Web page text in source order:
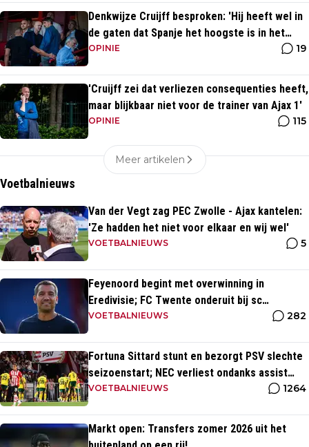
Denkwijze Cruijff besproken: 'Hij heeft wel in
de gaten dat Spanje het hoogste is in het
voetbal'
OPINIE 19
'Cruijff zei dat verliezen consequenties heeft,
maar blijkbaar niet voor de trainer van Ajax 1'
OPINIE 115
Meer artikelen
Voetbalnieuws
Van der Vegt zag PEC Zwolle - Ajax kantelen:
'Ze hadden het niet voor elkaar en wij wel'
VOETBALNIEUWS 5
Feyenoord begint met overwinning in
Eredivisie; FC Twente onderuit bij sc
Heerenveen
VOETBALNIEUWS 282
Fortuna Sittard stunt en bezorgt PSV slechte
seizoenstart; NEC verliest ondanks assist
Tadic
VOETBALNIEUWS 1264
Markt open: Transfers zomer 2026 uit het